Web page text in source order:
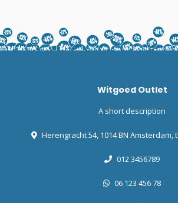
Witgoed Outlet
A short description
Herengracht 54, 1014 BN
012 3456789
06 123 456 78